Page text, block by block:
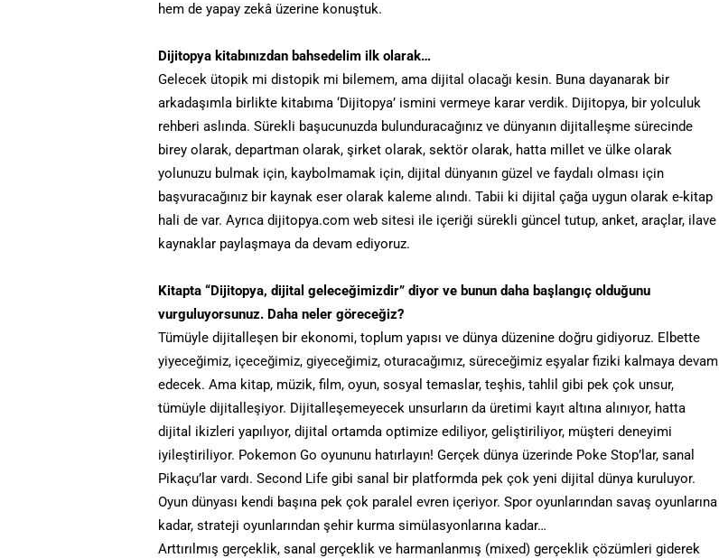
hem de yapay zekâ üzerine konuştuk.
Dijitopya kitabınızdan bahsedelim ilk olarak…
Gelecek ütopik mi distopik mi bilemem, ama dijital olacağı kesin. Buna dayanarak bir
arkadaşımla birlikte kitabıma ‘Dijitopya’ ismini vermeye karar verdik. Dijitopya, bir yolculuk
rehberi aslında. Sürekli başucunuzda bulunduracağınız ve dünyanın dijitalleşme sürecinde
birey olarak, departman olarak, şirket olarak, sektör olarak, hatta millet ve ülke olarak
yolunuzu bulmak için, kaybolmamak için, dijital dünyanın güzel ve faydalı olması için
başvuracağınız bir kaynak eser olarak kaleme alındı. Tabii ki dijital çağa uygun olarak e-kitap
hali de var. Ayrıca dijitopya.com web sitesi ile içeriği sürekli güncel tutup, anket, araçlar, ilave
kaynaklar paylaşmaya da devam ediyoruz.
Kitapta “Dijitopya, dijital geleceğimizdir” diyor ve bunun daha başlangıç olduğunu
vurguluyorsunuz. Daha neler göreceğiz?
Tümüyle dijitalleşen bir ekonomi, toplum yapısı ve dünya düzenine doğru gidiyoruz. Elbette
yiyeceğimiz, içeceğimiz, giyeceğimiz, oturacağımız, süreceğimiz eşyalar fiziki kalmaya devam
edecek. Ama kitap, müzik, film, oyun, sosyal temaslar, teşhis, tahlil gibi pek çok unsur,
tümüyle dijitalleşiyor. Dijitalleşemeyecek unsurların da üretimi kayıt altına alınıyor, hatta
dijital ikizleri yapılıyor, dijital ortamda optimize ediliyor, geliştiriliyor, müşteri deneyimi
iyileştiriliyor. Pokemon Go oyununu hatırlayın! Gerçek dünya üzerinde Poke Stop’lar, sanal
Pikaçu’lar vardı. Second Life gibi sanal bir platformda pek çok yeni dijital dünya kuruluyor.
Oyun dünyası kendi başına pek çok paralel evren içeriyor. Spor oyunlarından savaş oyunlarına
kadar, strateji oyunlarından şehir kurma simülasyonlarına kadar…
Arttırılmış gerçeklik, sanal gerçeklik ve harmanlanmış (mixed) gerçeklik çözümleri giderek